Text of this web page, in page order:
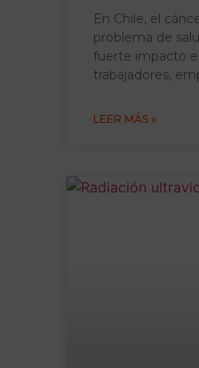
En Chile, el
problema de
fuerte impacto
trabajadores,
LEER MÁS »